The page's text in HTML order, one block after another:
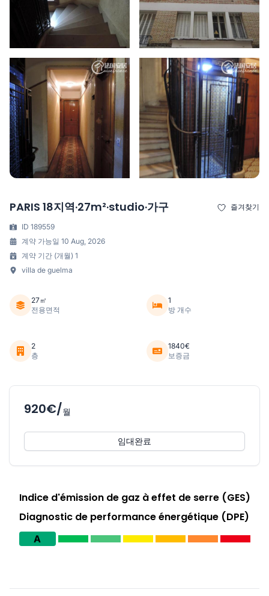
PARIS 18지역·27m²·studio·가구 즐겨찾기
ID 189559
계약 가능일 10 Aug, 2026
계약 기간 (개월) 1
villa de guelma
27㎡
전용면적
1
방 개수
2
층
1840€
보증금
920€/월
임대완료
Indice d'émission de gaz à effet de serre (GES)
Diagnostic de performance énergétique (DPE)
A